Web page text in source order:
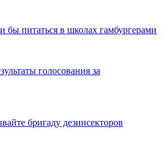
бы питаться в школах гамбургерами
голосования за
бригаду дезинсекторов